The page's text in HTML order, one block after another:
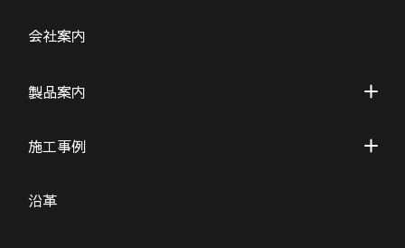
会社案内
製品案内
施工事例
沿革